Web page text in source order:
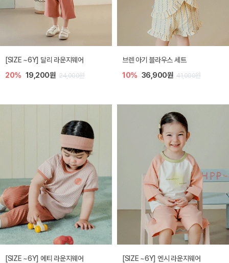
[SIZE ~6Y] 달리 라운지웨어
20% 19,200원 24,000원
브렌 아기 블라우스 세트
10% 36,900원 41,000원
[SIZE ~6Y] 에티 라운지웨어 [SIZE ~6Y] 엔시 라운지웨어